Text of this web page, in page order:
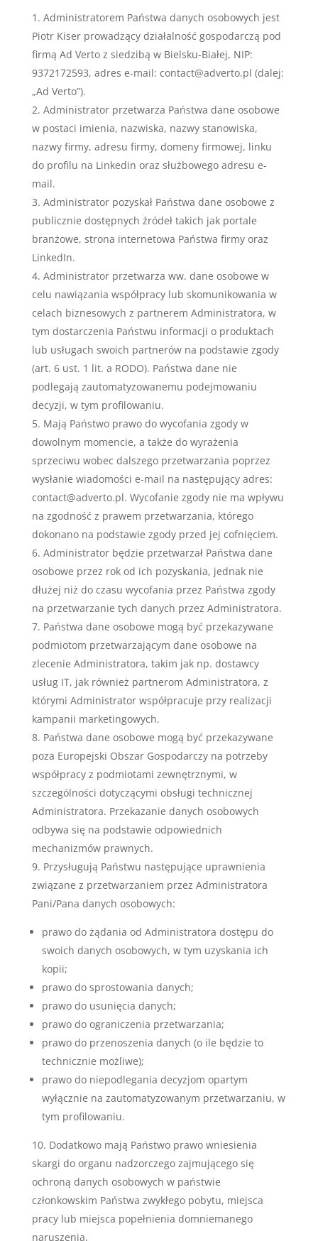
Administratorem Państwa danych osobowych jest
Piotr Kiser prowadzący działalność gospodarczą pod
firmą Ad Verto z siedzibą w Bielsku-Białej, NIP:
9372172593, adres e-mail: contact@adverto.pl (dalej:
„Ad Verto”).
Administrator przetwarza Państwa dane osobowe
w postaci imienia, nazwiska, nazwy stanowiska,
nazwy firmy, adresu firmy, domeny firmowej, linku
do profilu na Linkedin oraz służbowego adresu e-
mail.
Administrator pozyskał Państwa dane osobowe z
publicznie dostępnych źródeł takich jak portale
branżowe, strona internetowa Państwa firmy oraz
LinkedIn.
Administrator przetwarza ww. dane osobowe w
celu nawiązania współpracy lub skomunikowania w
celach biznesowych z partnerem Administratora, w
tym dostarczenia Państwu informacji o produktach
lub usługach swoich partnerów na podstawie zgody
(art. 6 ust. 1 lit. a RODO). Państwa dane nie
podlegają zautomatyzowanemu podejmowaniu
decyzji, w tym profilowaniu.
Mają Państwo prawo do wycofania zgody w
dowolnym momencie, a także do wyrażenia
sprzeciwu wobec dalszego przetwarzania poprzez
wysłanie wiadomości e-mail na następujący adres:
contact@adverto.pl. Wycofanie zgody nie ma wpływu
na zgodność z prawem przetwarzania, którego
dokonano na podstawie zgody przed jej cofnięciem.
Administrator będzie przetwarzał Państwa dane
osobowe przez rok od ich pozyskania, jednak nie
dłużej niż do czasu wycofania przez Państwa zgody
na przetwarzanie tych danych przez Administratora.
Państwa dane osobowe mogą być przekazywane
podmiotom przetwarzającym dane osobowe na
zlecenie Administratora, takim jak np. dostawcy
usług IT, jak również partnerom Administratora, z
którymi Administrator współpracuje przy realizacji
kampanii marketingowych.
Państwa dane osobowe mogą być przekazywane
poza Europejski Obszar Gospodarczy na potrzeby
współpracy z podmiotami zewnętrznymi, w
szczególności dotyczącymi obsługi technicznej
Administratora. Przekazanie danych osobowych
odbywa się na podstawie odpowiednich
mechanizmów prawnych.
Przysługują Państwu następujące uprawnienia
związane z przetwarzaniem przez Administratora
Pani/Pana danych osobowych:
prawo do żądania od Administratora dostępu do
swoich danych osobowych, w tym uzyskania ich
kopii;
prawo do sprostowania danych;
prawo do usunięcia danych;
prawo do ograniczenia przetwarzania;
prawo do przenoszenia danych (o ile będzie to
technicznie możliwe);
prawo do niepodlegania decyzjom opartym
wyłącznie na zautomatyzowanym przetwarzaniu, w
tym profilowaniu.
Dodatkowo mają Państwo prawo wniesienia
skargi do organu nadzorczego zajmującego się
ochroną danych osobowych w państwie
członkowskim Państwa zwykłego pobytu, miejsca
pracy lub miejsca popełnienia domniemanego
naruszenia.